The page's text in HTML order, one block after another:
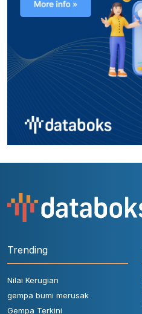
Trending
Nilai Kerugian
gempa bumi merusak
Gempa Terkini